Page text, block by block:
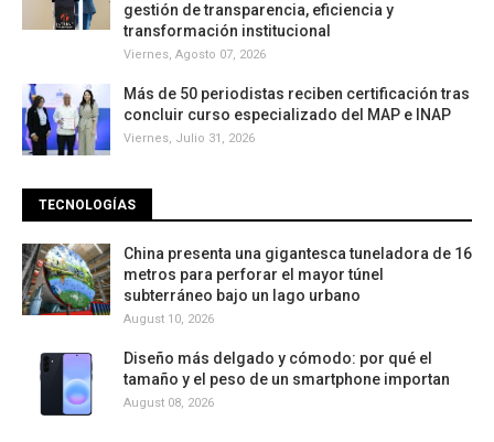
gestión de transparencia, eficiencia y
transformación institucional
Viernes, Agosto 07, 2026
Más de 50 periodistas reciben certificación tras
concluir curso especializado del MAP e INAP
Viernes, Julio 31, 2026
TECNOLOGÍAS
China presenta una gigantesca tuneladora de 16
metros para perforar el mayor túnel
subterráneo bajo un lago urbano
August 10, 2026
Diseño más delgado y cómodo: por qué el
tamaño y el peso de un smartphone importan
August 08, 2026